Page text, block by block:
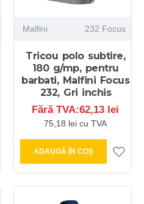
Malfini 232 Focus
Tricou polo subtire,
180 g/mp, pentru
barbati, Malfini Focus
232, Gri inchis
Fără TVA:62,13 lei
75,18 lei cu TVA
ADAUGĂ ÎN COŞ